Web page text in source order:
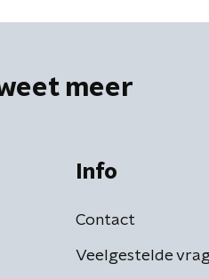
meer
Info
Contact
Veelgestelde